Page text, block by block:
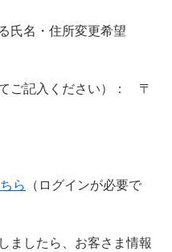
氏名・住所変更希望
ご記入ください）： 〒
ら
（ログインが必要で
ましたら、お客さま情報